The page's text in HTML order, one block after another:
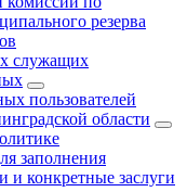
резерва
служащих
пользователей
области
заполнения
и конкретные заслуги